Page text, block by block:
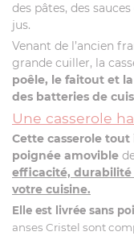
des pâtes, des
jus.
Venant de l’ancien
grande cuiller, la
poêle, le faitout et
des batteries de
Une casserole
Cette casserole
poignée amovible
efficacité,
votre cuisine.
Elle est livrée sans
anses Cristel sont